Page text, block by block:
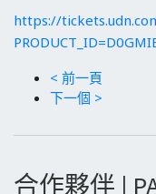
https://
< 前一頁
下一個 >
合作夥伴 |